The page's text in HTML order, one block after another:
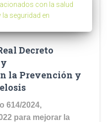
Decreto
la Prevención y
614/2024,
para mejorar la